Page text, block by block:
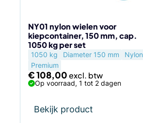
NY01 nylon wielen voor
kiepcontainer, 150 mm, cap.
1050 kg per set
1050 kg Diameter 150 mm
Nylon
Premium
€108,00
Op voorraad, 1 tot 2 dagen
Bekijk product